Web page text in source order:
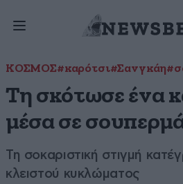
ΚΟΣΜΟΣ#καρότσι#Σανγκάη
Τη σκότωσε ένα
μέσα σε
Τη σοκαριστική στιγμή
κλειστού κυκλώματος